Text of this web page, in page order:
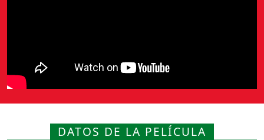
DATOS DE LA PELÍCULA